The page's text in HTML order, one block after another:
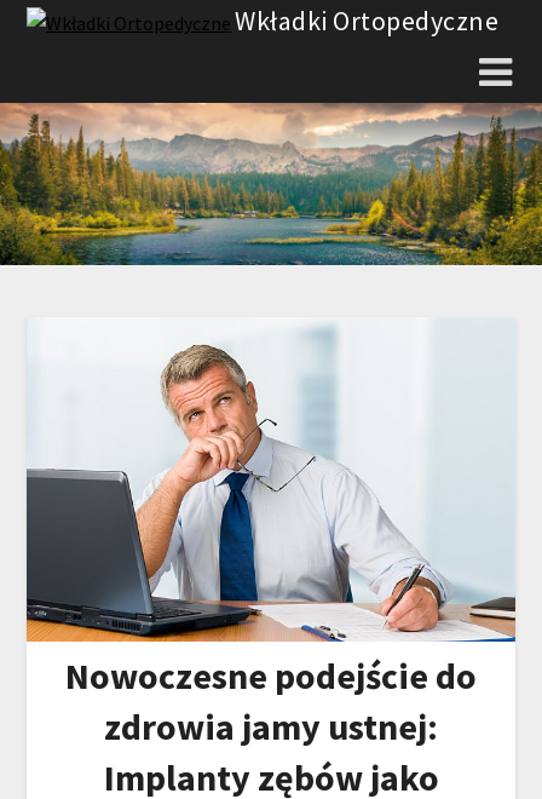
Skip
Wkładki Ortopedyczne
Nowoczesne podejście do
zdrowia jamy ustnej:
Implanty zębów jako